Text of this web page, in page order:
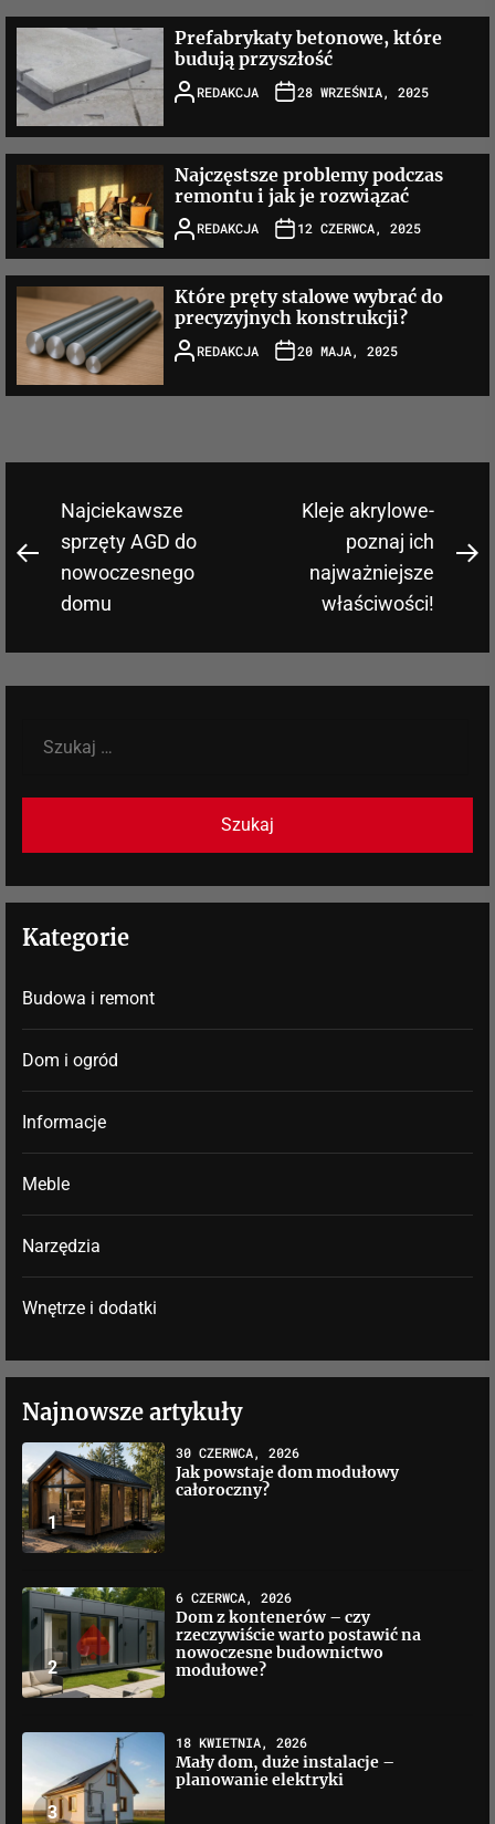
Prefabrykaty betonowe, które
budują przyszłość
REDAKCJA 28 WRZEŚNIA, 2025
Najczęstsze problemy podczas
remontu i jak je rozwiązać
REDAKCJA 12 CZERWCA, 2025
Które pręty stalowe wybrać do
precyzyjnych konstrukcji?
REDAKCJA 20 MAJA, 2025
Nawigacja
wpisu
Previous
Najciekawsze
sprzęty AGD do
nowoczesnego
domu
Kleje akrylowe-
poznaj ich
najważniejsze
właściwości!
Kategorie
Budowa i remont
Dom i ogród
Informacje
Meble
Narzędzia
Wnętrze i dodatki
Najnowsze artykuły
1
30 CZERWCA, 2026
Jak powstaje dom modułowy
całoroczny?
2
6 CZERWCA, 2026
Dom z kontenerów – czy
rzeczywiście warto postawić na
nowoczesne budownictwo
modułowe?
3
18 KWIETNIA, 2026
Mały dom, duże instalacje –
planowanie elektryki